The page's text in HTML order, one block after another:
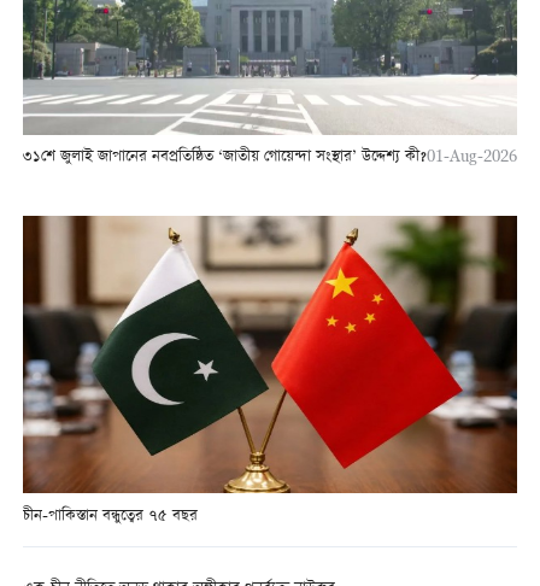
৩১শে জুলাই জাপানের নবপ্রতিষ্ঠিত ‘জাতীয় গোয়েন্দা সংস্থার’ উদ্দেশ্য কী?01-Aug-2026
চীন-পাকিস্তান বন্ধুত্বের ৭৫ বছর